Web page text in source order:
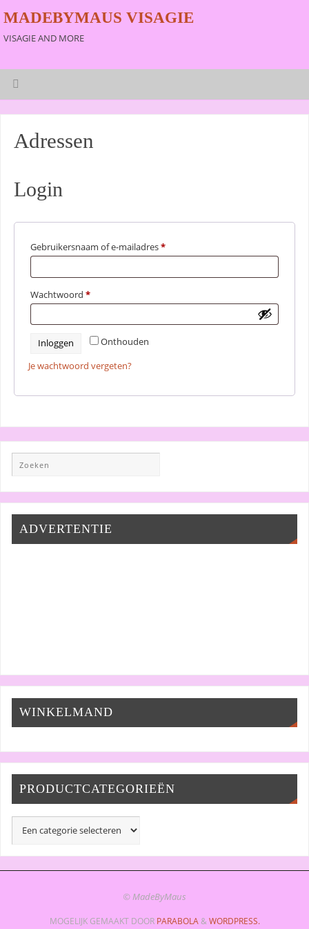
MADEBYMAUS VISAGIE
VISAGIE AND MORE
Adressen
Login
Gebruikersnaam of e-mailadres*
Wachtwoord *
Onthouden
Inloggen
Je wachtwoord vergeten?
ADVERTENTIE
WINKELMAND
PRODUCTCATEGORIEËN
© MadeByMaus
MOGELIJK GEMAAKT DOOR PARABOLA& WORDPRESS.